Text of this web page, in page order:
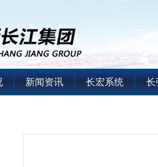
新闻资讯 长宏系统 长